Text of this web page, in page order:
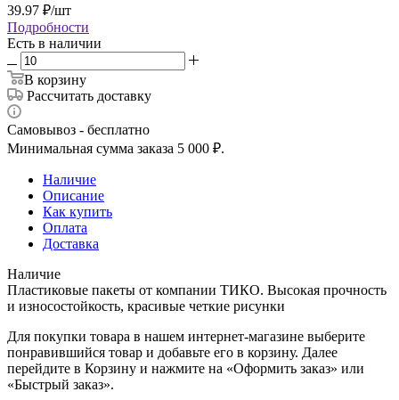
39.97 ₽/шт
Подробности
Есть в наличии
В корзину
Рассчитать доставку
Самовывоз - бесплатно
Минимальная сумма заказа 5 000 ₽.
Наличие
Описание
Как купить
Оплата
Доставка
Наличие
Пластиковые пакеты от компании ТИКО. Высокая прочность
и износостойкость, красивые четкие рисунки
Для покупки товара в нашем интернет-магазине выберите
понравившийся товар и добавьте его в корзину. Далее
перейдите в Корзину и нажмите на «Оформить заказ» или
«Быстрый заказ».